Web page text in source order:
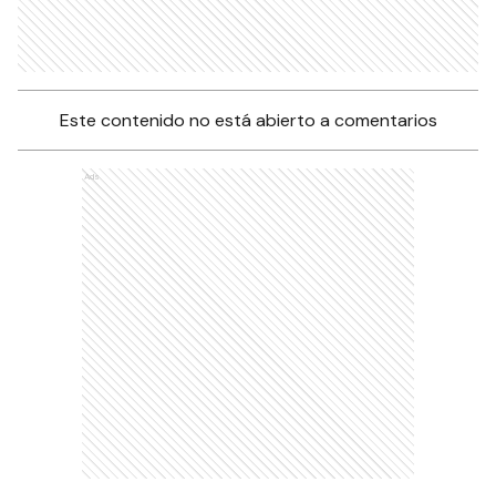
Este contenido no está abierto a comentarios
Ads